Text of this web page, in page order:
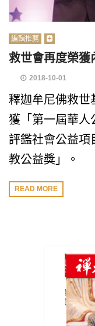
編輯推薦
救世會再度榮獲
2018-10-01
釋迦牟尼佛救世
獲「第一屆華人
評鑑社會公益項
教公益獎」。
READ MORE